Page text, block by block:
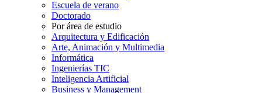
Escuela de verano
Doctorado
Por área de estudio
Arquitectura y Edificación
Arte, Animación y Multimedia
Informática
Ingenierías TIC
Inteligencia Artificial
Business y Management